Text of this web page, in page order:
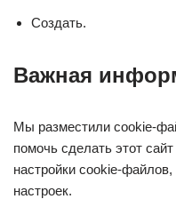
Создать.
Важная
Мы разместили cookie-
помочь сделать этот
настройки cookie-
настроек.